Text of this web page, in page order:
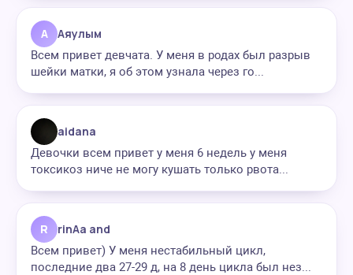
А Аяулым
Всем привет девчата. У меня в родах был разрыв
шейки матки, я об этом узнала через го...
aidana
Девочки всем привет у меня 6 недель у меня
токсикоз ниче не могу кушать только рвота...
R rinAa and
Всем привет) У меня нестабильный цикл,
последние два 27-29 д, на 8 день цикла был нез...